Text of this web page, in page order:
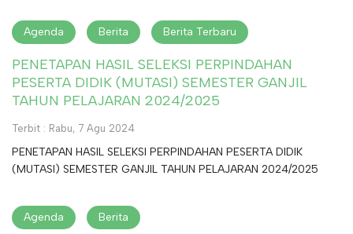
Agenda Berita Berita Terbaru
PENETAPAN HASIL SELEKSI PERPINDAHAN
PESERTA DIDIK (MUTASI) SEMESTER GANJIL
TAHUN PELAJARAN 2024/2025
Terbit : Rabu, 7 Agu 2024
PENETAPAN HASIL SELEKSI PERPINDAHAN PESERTA DIDIK
(MUTASI) SEMESTER GANJIL TAHUN PELAJARAN 2024/2025
Agenda Berita